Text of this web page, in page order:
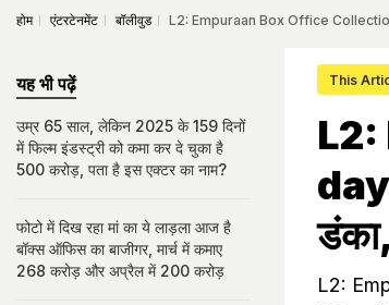
होम एंटरटेनमेंट बॉलीवुड L2: Empuraan Box Office Collection
This
day
L2:
यह भी पढ़ें
उम्र 65 साल, लेकिन 2025 के 159 दिनों
में फिल्म इंडस्ट्री को कमा कर दे चुका है
500 करोड़, पता है इस एक्टर का नाम?
फोटो में दिख रहा मां का ये लाड़ला आज है
बॉक्स ऑफिस का बाजीगर, मार्च में कमाए
268 करोड़ और अप्रैल में 200 करोड़